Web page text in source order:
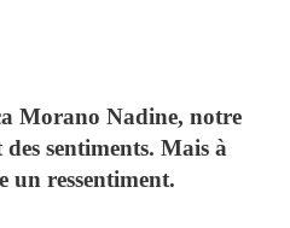
Morano Nadine, notre
sentiments. Mais à
un ressentiment.